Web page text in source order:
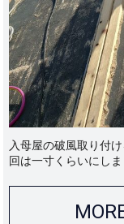
入母屋の破風取り付
回は一寸くらいにし